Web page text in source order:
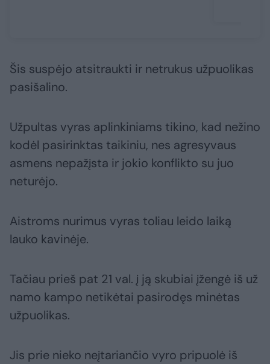
Šis suspėjo atsitraukti ir netrukus užpuolikas
pasišalino.
Užpultas vyras aplinkiniams tikino, kad nežino
kodėl pasirinktas taikiniu, nes agresyvaus
asmens nepažįsta ir jokio konflikto su juo
neturėjo.
Aistroms nurimus vyras toliau leido laiką
lauko kavinėje.
Tačiau prieš pat 21 val. į ją skubiai įžengė iš už
namo kampo netikėtai pasirodęs minėtas
užpuolikas.
Jis prie nieko neįtariančio vyro pripuolė iš